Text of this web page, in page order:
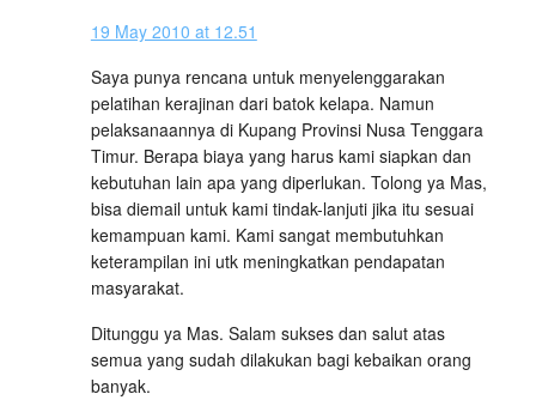
19 May 2010 at 12.51
Saya punya rencana untuk menyelenggarakan
pelatihan kerajinan dari batok kelapa. Namun
pelaksanaannya di Kupang Provinsi Nusa Tenggara
Timur. Berapa biaya yang harus kami siapkan dan
kebutuhan lain apa yang diperlukan. Tolong ya Mas,
bisa diemail untuk kami tindak-lanjuti jika itu sesuai
kemampuan kami. Kami sangat membutuhkan
keterampilan ini utk meningkatkan pendapatan
masyarakat.
Ditunggu ya Mas. Salam sukses dan salut atas
semua yang sudah dilakukan bagi kebaikan orang
banyak.